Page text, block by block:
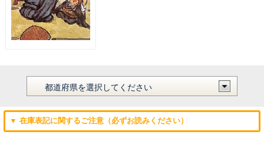
▼ 在庫表記に関するご注意（必ずお読みください）